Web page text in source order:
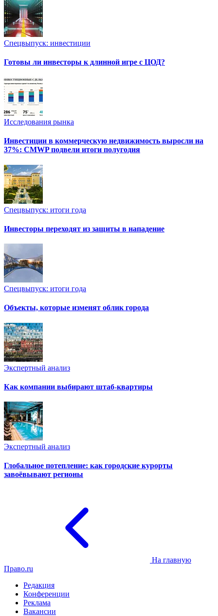
Спецвыпуск: инвестиции
Готовы ли инвесторы к длинной игре с ЦОД?
Исследования рынка
Инвестиции в коммерческую недвижимость выросли на
37%: CMWP подвели итоги полугодия
Спецвыпуск: итоги года
Инвесторы переходят из защиты в нападение
Спецвыпуск: итоги года
Объекты, которые изменят облик города
Экспертный анализ
Как компании выбирают штаб-квартиры
Экспертный анализ
Глобальное потепление: как городские курорты
завоёвывают регионы
На главную
Право.ru
Редакция
Конференции
Реклама
Вакансии